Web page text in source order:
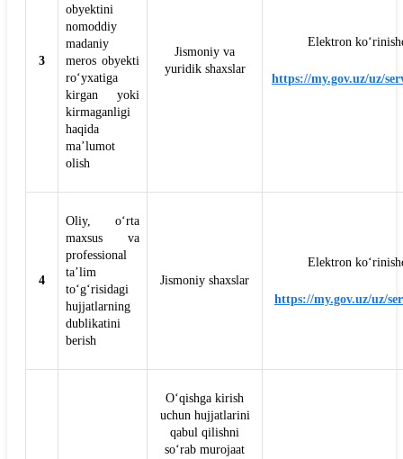
3
obyektini
nomoddiy
madaniy
meros obyekti
ro‘yxatiga
kirgan yoki
kirmaganligi
haqida
ma’lumot
olish
Jismoniy va
yuridik shaxslar
Elektron
https://my.gov.uz/uz/
4
Oliy, o‘rta
maxsus va
professional
ta’lim
to‘g‘risidagi
hujjatlarning
dublikatini
berish
Jismoniy shaxslar
Elektron
https://my.gov.uz/uz/
O‘qishga kirish
uchun hujjatlarini
qabul qilishni
so‘rab murojaat